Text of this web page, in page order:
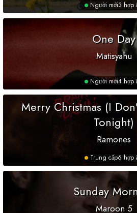
Người mới3 hợp
One Day
Matisyahu
Người mới4 hợp
Merry Christmas (I
Tonight)
Ramones
Trung cấp6 hợp
Sunday
Maroon 5